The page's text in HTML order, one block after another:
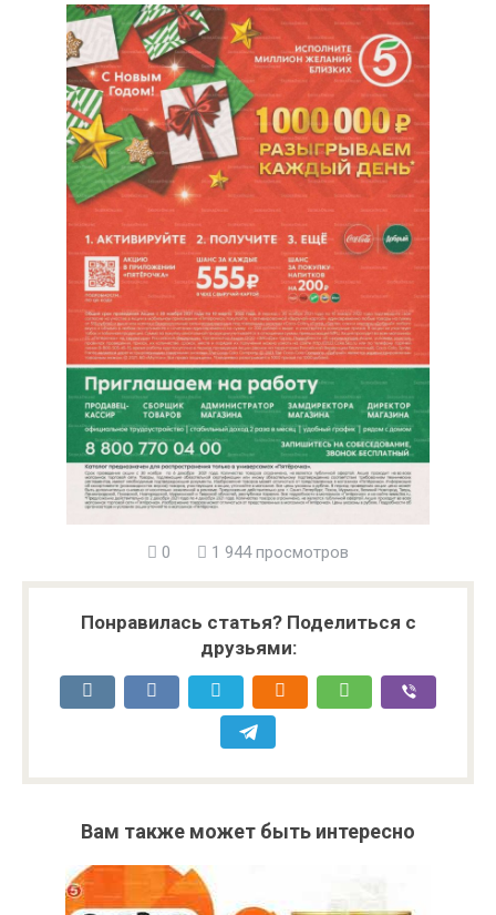
0 1 944 просмотров
Понравилась статья? Поделиться с
друзьями:
Вам также может быть интересно